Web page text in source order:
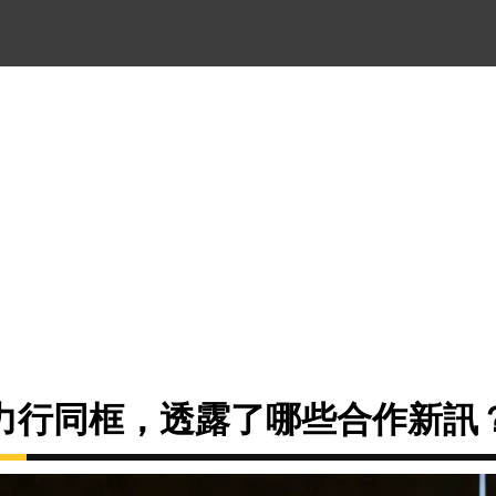
行同框，透露了哪些合作新訊